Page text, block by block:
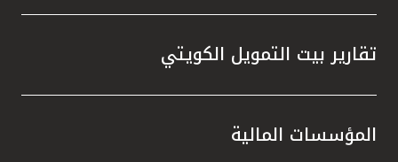
تقارير بيت التمويل الكويتي
المؤسسات المالية